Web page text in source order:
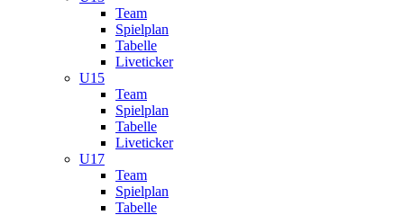
Team
Spielplan
Tabelle
Liveticker
U15
Team
Spielplan
Tabelle
Liveticker
U17
Team
Spielplan
Tabelle